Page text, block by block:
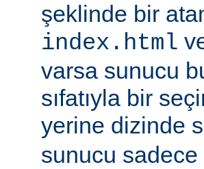
şeklinde bir
index.html
varsa sunucu
sıfatıyla bir
yerine dizinde
sunucu sadece